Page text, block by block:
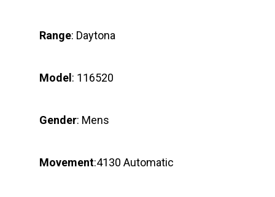
Range: Daytona
Model: 116520
Gender: Mens
Movement:4130 Automatic